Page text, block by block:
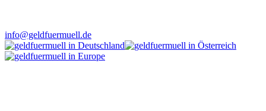
info@geldfuermuell.de